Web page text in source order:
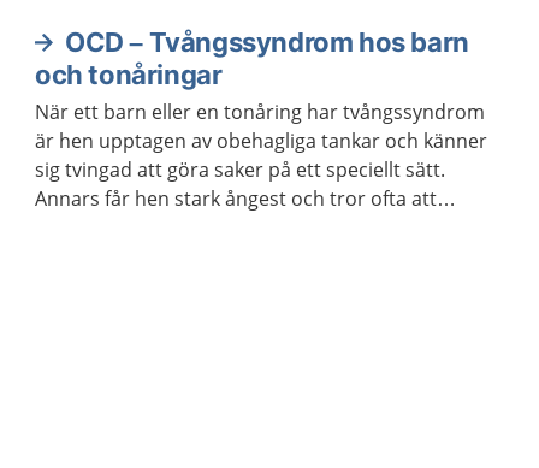
OCD – Tvångssyndrom hos barn
och tonåringar
När ett barn eller en tonåring har tvångssyndrom
är hen upptagen av obehagliga tankar och känner
sig tvingad att göra saker på ett speciellt sätt.
Annars får hen stark ångest och tror ofta att